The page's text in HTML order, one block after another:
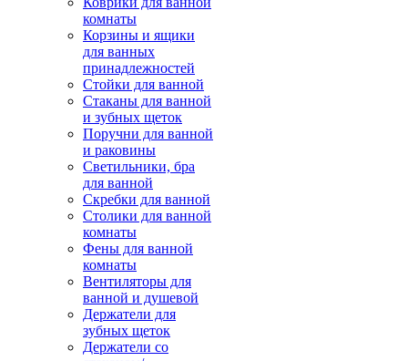
комнаты
Корзины и ящики
для ванных
принадлежностей
Стойки для ванной
Стаканы для ванной
и зубных щеток
Поручни для ванной
и раковины
Светильники, бра
для ванной
Скребки для ванной
Столики для ванной
комнаты
Фены для ванной
комнаты
Вентиляторы для
ванной и душевой
Держатели для
зубных щеток
Держатели со